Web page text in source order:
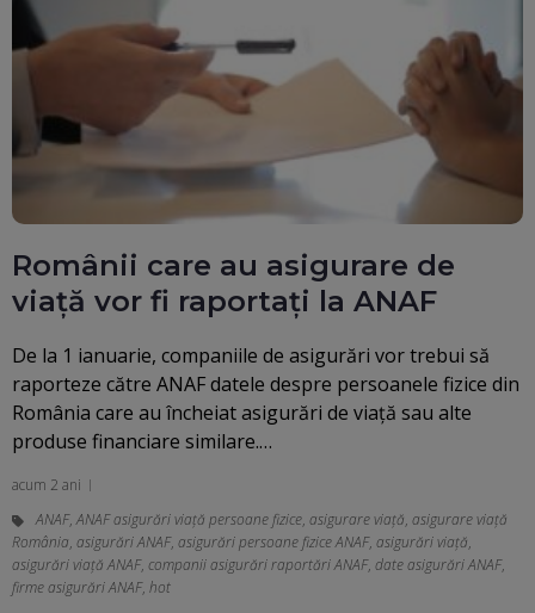
Românii care au asigurare de
viață vor fi raportați la ANAF
De la 1 ianuarie, companiile de asigurări vor trebui să
raporteze către ANAF datele despre persoanele fizice din
România care au încheiat asigurări de viață sau alte
produse financiare similare.…
acum 2 ani
ANAF,ANAF asigurări viață persoane fizice, asigurare viață, asigurare viață
România, asigurări ANAF, asigurări persoane fizice ANAF, asigurări viață,
asigurări viață ANAF, companii asigurări raportări ANAF, date asigurări ANAF,
firme asigurări ANAF, hot